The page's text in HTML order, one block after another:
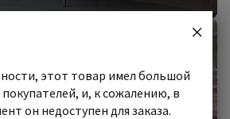
этот товар имел большой
покупателей, и, к сожалению, в
он недоступен для заказа.